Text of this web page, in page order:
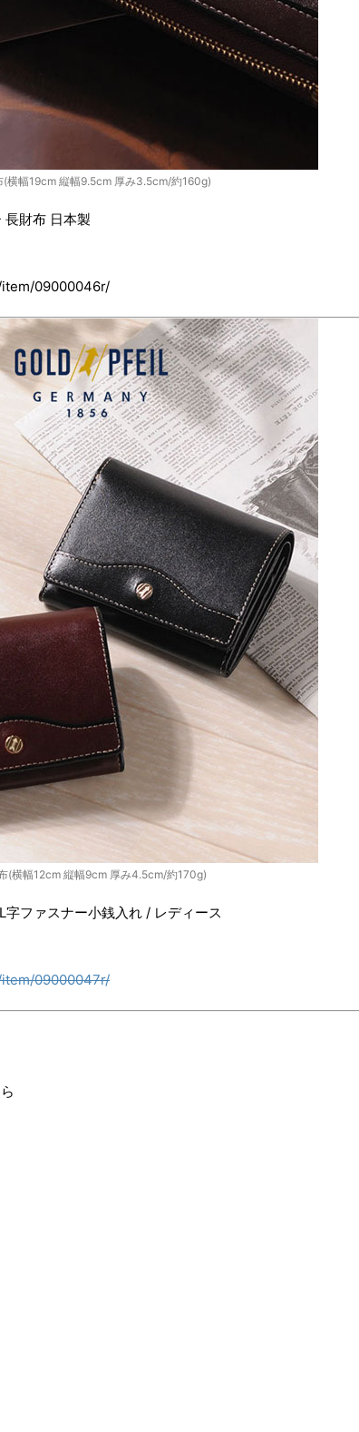
横幅19cm 縦幅9.5cm 厚み3.5cm/約160g)
長財布 日本製
09000046r/
(横幅12cm 縦幅9cm 厚み4.5cm/約170g)
ファスナー小銭入れ / レディース
09000047r/